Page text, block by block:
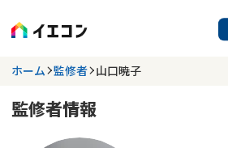
訳あり物件に強い業者を探す
都道府県を選択
ホーム 監修者 山口暁子
監修者情報